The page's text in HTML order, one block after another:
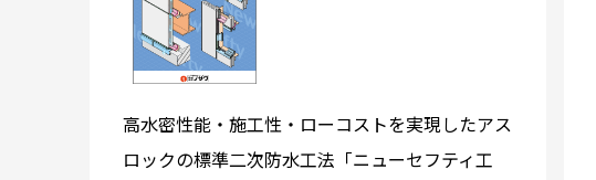
高水密性能・施工性・ローコストを実現したアス
ロックの標準二次防水工法「ニューセフティ工